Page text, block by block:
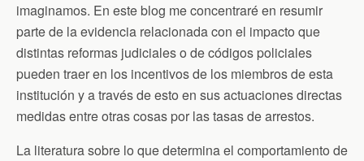
imaginamos. En este blog me concentraré en resumir
parte de la evidencia relacionada con el impacto que
distintas reformas judiciales o de códigos policiales
pueden traer en los incentivos de los miembros de esta
institución y a través de esto en sus actuaciones directas
medidas entre otras cosas por las tasas de arrestos.
La literatura sobre lo que determina el comportamiento de